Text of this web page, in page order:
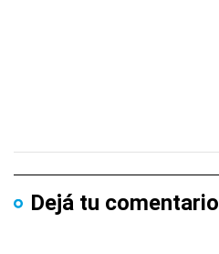
Dejá tu comentario